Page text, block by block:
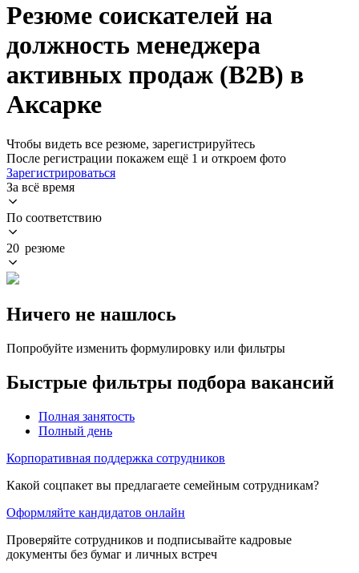
Резюме соискателей на
должность менеджера
активных продаж (B2B) в
Аксарке
Чтобы видеть все резюме, зарегистрируйтесь
После регистрации покажем ещё 1 и откроем фото
Зарегистрироваться
За всё время
По соответствию
20 резюме
Ничего не нашлось
Попробуйте изменить формулировку или фильтры
Быстрые фильтры подбора вакансий
Полная занятость
Полный день
Корпоративная поддержка сотрудников
Какой соцпакет вы предлагаете семейным сотрудникам?
Оформляйте кандидатов онлайн
Проверяйте сотрудников и подписывайте кадровые
документы без бумаг и личных встреч